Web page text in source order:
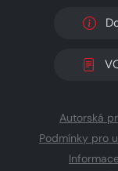
Autorská
Podmínky pro